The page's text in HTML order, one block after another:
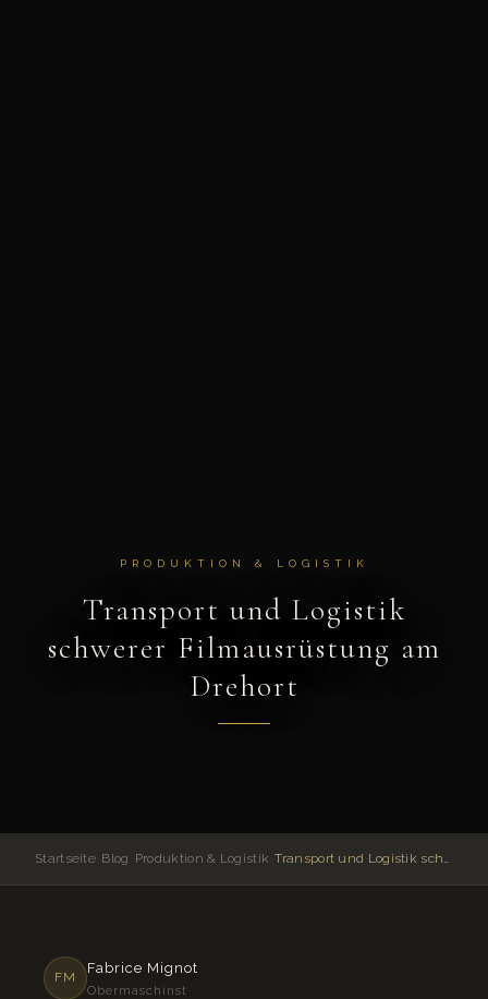
PRODUKTION & LOGISTIK
Transport und Logistik
schwerer Filmausrüstung am
Drehort
Startseite Blog Produktion & Logistik ›
FM
Fabrice Mignot
Obermaschinst